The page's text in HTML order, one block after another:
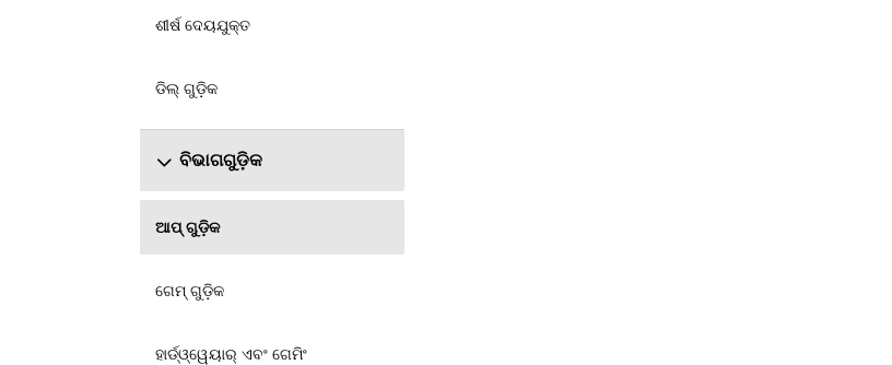
ଶୀର୍ଷ ଦେୟଯୁକ୍ତ
ଡିଲ୍ ଗୁଡ଼ିକ
ବିଭାଗଗୁଡ଼ିକ
ଆପ୍ ଗୁଡ଼ିକ
ଗେମ୍ ଗୁଡ଼ିକ
ହାର୍ଡ୍ଓ୍ୱେୟାର୍ ଏବଂ ଗେମିଂ